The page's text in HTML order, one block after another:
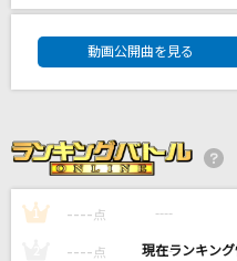
[生音]晴る
King Gnu
これからの話をしよう
DAM★ともボーカ
動画公開曲を見る
1 ---- 点 ----
---- 点 ----